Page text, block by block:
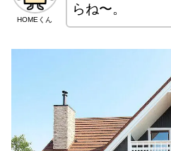
HOMEくん
らね〜。